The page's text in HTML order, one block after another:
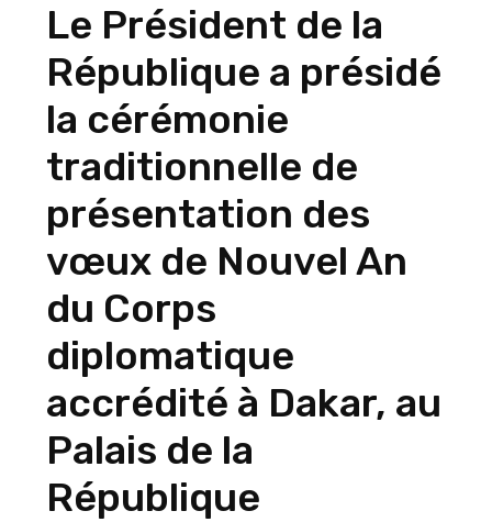
Le Président de la
République a présidé
la cérémonie
traditionnelle de
présentation des
vœux de Nouvel An
du Corps
diplomatique
accrédité à Dakar, au
Palais de la
République